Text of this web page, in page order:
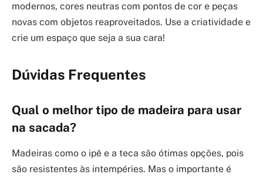
modernos, cores neutras com pontos de cor e peças
novas com objetos reaproveitados. Use a criatividade e
crie um espaço que seja a sua cara!
Dúvidas Frequentes
Qual o melhor tipo de madeira para usar
na sacada?
Madeiras como o ipê e a teca são ótimas opções, pois
são resistentes às intempéries. Mas o importante é